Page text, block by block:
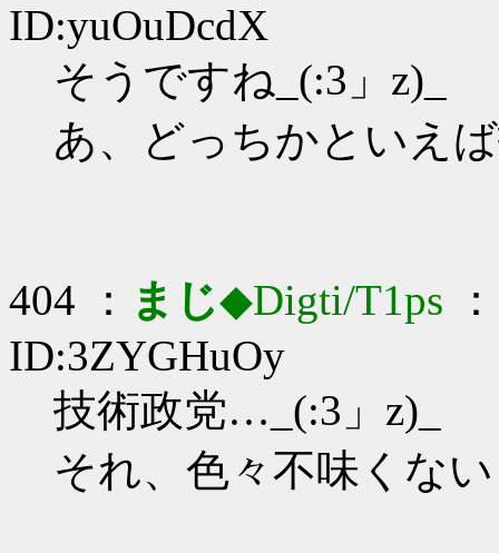
ID:yuOuDcdX
そうですね_(:3」z)_
あ、どっちかといえ
404 ： まじ◆Digti/T1ps
ID:3ZYGHuOy
技術政党…_(:3」z)_
それ、色々不味くな